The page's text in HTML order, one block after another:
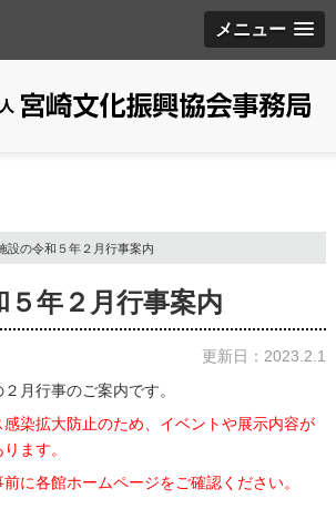
メニュー
設の令和５年２月行事案内
５年２月行事案内
更新日：2023.2.1
２月行事のご案内です。
染拡大防止のため、イベントや展示内容が
ます。
に各館ホームページをご確認ください。